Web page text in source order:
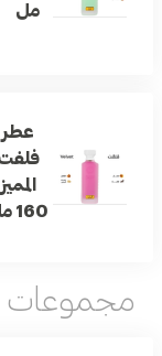
مل
عطر
المميز
160 مل
مجموعات